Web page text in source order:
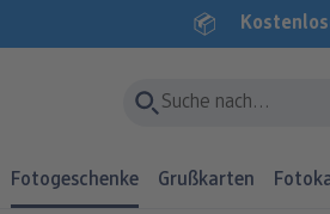
Fotogeschenke Grußkarten